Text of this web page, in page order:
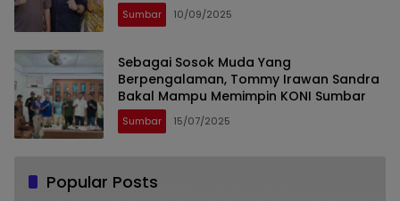
Sumbar 10/09/2025
Sebagai Sosok Muda Yang
Berpengalaman, Tommy Irawan Sandra
Bakal Mampu Memimpin KONI Sumbar
Sumbar 15/07/2025
Popular Posts